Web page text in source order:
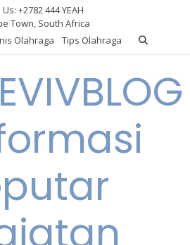
Us: +2782 444 YEAH
Town, South Africa
Olahraga Tips Olahraga